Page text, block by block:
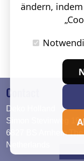
Contact
Deko Holland
Simon Stevinweg 19
6827 BS Arnhem The
Netherlands
ändern,